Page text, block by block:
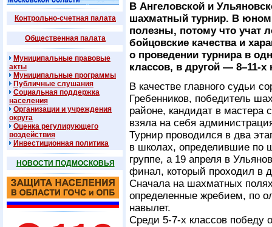
Контрольно-счетная палата
Общественная палата
Муниципальные правовые
акты
Муниципальные программы
Публичные слушания
Социальная поддержка
населения
Организации и учреждения
округа
Оценка регулирующего
воздействия
Инвестиционная политика
НОВОСТИ ПОДМОСКОВЬЯ
В Ангеловской и
шахматный турнир. В
полезны, потому что учат
бойцовские качества и
о проведении турнира в
классов, в другой — 8–11-х
В качестве главного судьи
Гребенников, победитель
районе, кандидат в мастера
взяла на себя
Турнир проводился в два
в школах, определившие по
группе, а 19 апреля в
финал, который проходил в
Сначала на шахматных
определенные жребием, по
навылет.
Среди 5-7-х классов победу